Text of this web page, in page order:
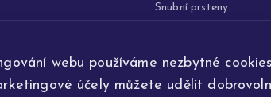
webu používáme nezbytné
účely můžete udělit
šperků
Snubní prsteny
Šperky
Na přání